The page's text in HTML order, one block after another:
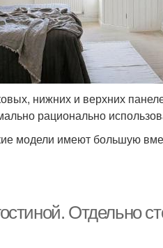
нижних и верхних
рационально
модели имеют большую
Отдельно